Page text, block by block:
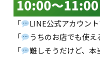
「
LINE公式アカウン
「
うちのお店でも使え
「
難しそうだけど、本